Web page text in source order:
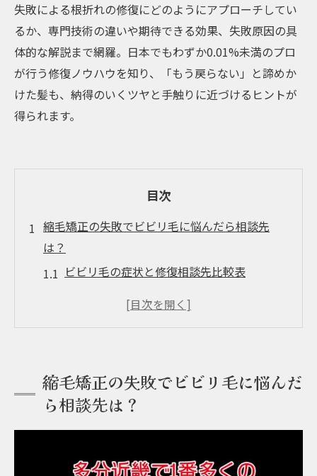
失敗による根折れの修復にどのようにアプローチしてい
るか、専門技術の違いや期待できる効果、失敗原因の具
体的な解説まで網羅。日本でもわずか0.01%未満のプロ
が行う修復ノウハウを知り、「もう戻らない」と諦めか
けた髪も、納得のいくツヤと手触りに近づけるヒントが
得られます。
目次
縮毛矯正の失敗でビビリ毛に悩んだら相談先
は？
ビビリ毛の症状と修復相談先比較表
他店で断られたビビリ毛も諦めずに相談を
パラゴンヘアーが実践するビビリ毛修復の技術
とは
大阪市で希少なビビリ毛対応技術が光る
縮毛矯正の失敗でビビリ毛に悩んだ
ら相談先は？